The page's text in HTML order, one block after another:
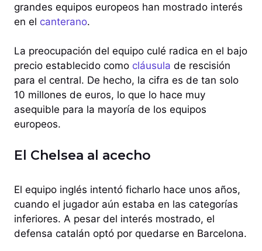
grandes equipos europeos han mostrado interés
en el canterano.
La preocupación del equipo culé radica en el bajo
precio establecido como cláusula de rescisión
para el central. De hecho, la cifra es de tan solo
10 millones de euros, lo que lo hace muy
asequible para la mayoría de los equipos
europeos.
El Chelsea al acecho
El equipo inglés intentó ficharlo hace unos años,
cuando el jugador aún estaba en las categorías
inferiores. A pesar del interés mostrado, el
defensa catalán optó por quedarse en Barcelona.